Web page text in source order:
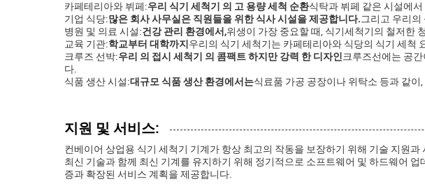
카페테리아와 뷔페:우리 식기 세척기 의 고 용량 세척 순환식탁과 뷔페 같은 시설에
기업 식당:많은 회사 사무실은 직원들을 위한 식사 시설을 제공합니다.그리고 우리의
병원 및 의료 시설:건강 관리 환경에서,위생이 가장 중요할 때, 식기세척기의 철저한
교육 기관:학교부터 대학까지 우리의 식기 세척기는 카페테리아와 식당의 식기 세척
크루즈 선박:우리 의 접시 세척기 의 콤팩트 하지만 강력 한 디자인 크루즈선에는 공
다.
식품 생산 시설:대규모 식품 생산 환경에서는식료품 가공 공장이나 위탁소 등과 같
지원 및 서비스:
컨베이어 상업용 식기 세척기 기계가 항상 최고의 작동을 보장하기 위해 기술 지원
최신 기술과 함께 최신 기계를 유지하기 위해 정기적으로 소프트웨어 및 하드웨어
증과 확장된 서비스 계획을 제공합니다.